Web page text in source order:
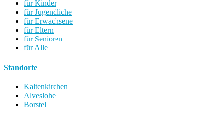
für Kinder
für Jugendliche
für Erwachsene
für Eltern
für Senioren
für Alle
Standorte
Kaltenkirchen
Alveslohe
Borstel